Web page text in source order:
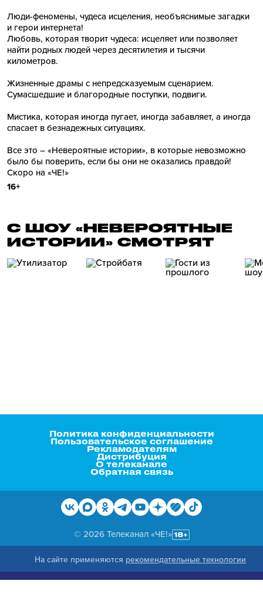
Люди-феномены, чудеса исцеления, необъяснимые загадки
и герои интернета!
Любовь, которая творит чудеса: исцеляет или позволяет
найти родных людей через десятилетия и тысячи
километров.
Жизненные драмы с непредсказуемым сценарием.
Сумасшедшие и благородные поступки, подвиги.
Мистика, которая иногда пугает, иногда забавляет, а иногда
спасает в безнадежных ситуациях.
Все это – «Невероятные истории», в которые невозможно
было бы поверить, если бы они не оказались правдой!
Скоро на «ЧЕ!»
16+
С ШОУ «НЕВЕРОЯТНЫЕ
ИСТОРИИ» СМОТРЯТ
Политика конфиденциальности
Пользовательское соглашение
Рекламодателям
Дистрибуция
О телеканале
Обратная связь
© 2026 Телеканал «ЧЕ!»
На сайте применяются рекомендательные технологии